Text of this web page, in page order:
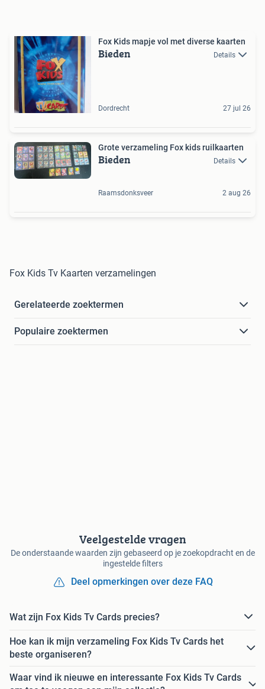
Fox Kids mapje vol met diverse kaarten
Bieden Details
Dordrecht 27 jul 26
Grote verzameling Fox kids ruilkaarten
Bieden Details
Raamsdonksveer 2 aug 26
Fox Kids Tv Kaarten verzamelingen
Gerelateerde zoektermen
Populaire zoektermen
Veelgestelde vragen
De onderstaande waarden zijn gebaseerd op je zoekopdracht en de
ingestelde filters
Deel opmerkingen over deze FAQ
Wat zijn Fox Kids Tv Cards precies?
Hoe kan ik mijn verzameling Fox Kids Tv Cards het
beste organiseren?
Waar vind ik nieuwe en interessante Fox Kids Tv Cards